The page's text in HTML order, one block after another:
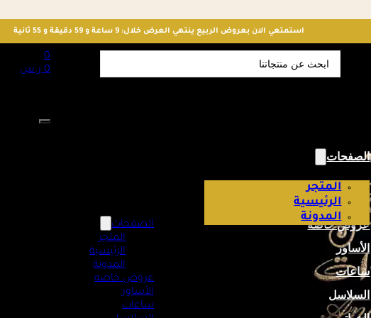
استمتعي الان بعروض الربيع ينتهي العرض خلال: 9 ساعة و 59 دقيقة و 54 ثانية
0
0 ر.س
الصفحات
المتجر
الرئيسية
المدونة
عروض خاصه
الأساور
ساعات
السلاسل
الصفحات
المتجر
الرئيسية
المدونة
عروض خاصه
الأساور
ساعات